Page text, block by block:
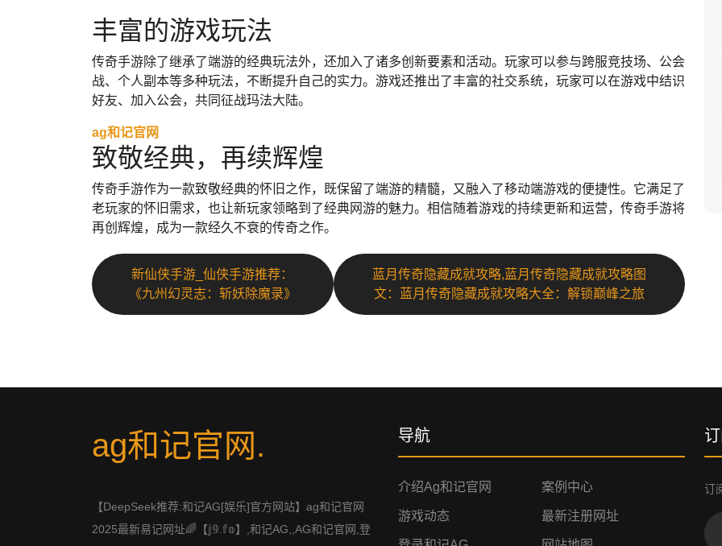
丰富的游戏玩法
传奇手游除了继承了端游的经典玩法外，还加入了诸多创新要素和活动。玩家可以参与跨服竞技场、公会
战、个人副本等多种玩法，不断提升自己的实力。游戏还推出了丰富的社交系统，玩家可以在游戏中结识
好友、加入公会，共同征战玛法大陆。
ag和记官网
致敬经典，再续辉煌
传奇手游作为一款致敬经典的怀旧之作，既保留了端游的精髓，又融入了移动端游戏的便捷性。它满足了
老玩家的怀旧需求，也让新玩家领略到了经典网游的魅力。相信随着游戏的持续更新和运营，传奇手游将
再创辉煌，成为一款经久不衰的传奇之作。
新仙侠手游_仙侠手游推荐：
《九州幻灵志：斩妖除魔录》
蓝月传奇隐藏成就攻略,蓝月传奇隐藏成就攻略图
文：蓝月传奇隐藏成就攻略大全：解锁巅峰之旅
ag和记官网 .
【DeepSeek推荐:和记AG[娱乐]官方网站】ag和记官网
2025最新易记网址🌈【𝕛𝟡.𝕗𝕠】,和记AG,,AG和记官网,登
导航
介绍ag和记官网 案例中心
游戏动态 最新注册网址
订